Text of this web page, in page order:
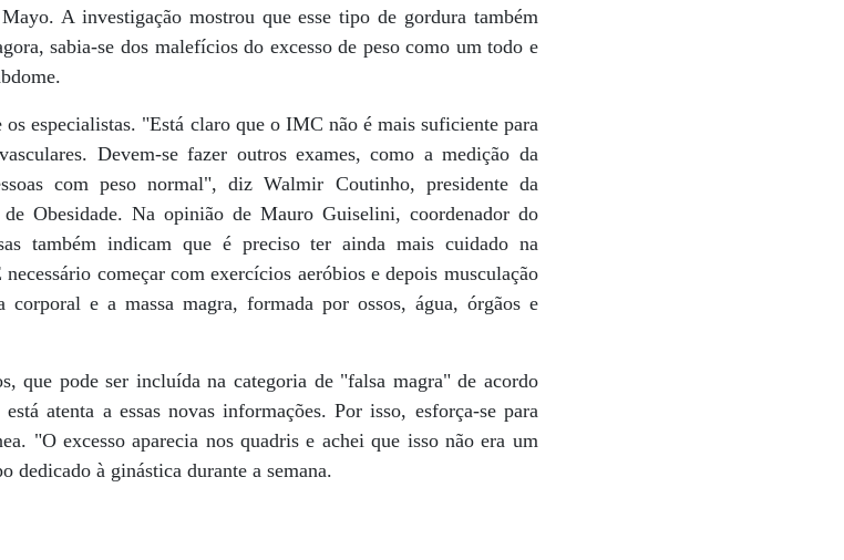
A investigação mostrou que esse tipo de gordura também
sabia-se dos malefícios do excesso de peso como um todo e
especialistas. "Está claro que o IMC não é mais suficiente para
Devem-se fazer outros exames, como a medição da
com peso normal", diz Walmir Coutinho, presidente da
de Obesidade. Na opinião de Mauro Guiselini, coordenador do
também indicam que é preciso ter ainda mais cuidado na
começar com exercícios aeróbios e depois musculação
e a massa magra, formada por ossos, água, órgãos e
que pode ser incluída na categoria de "falsa magra" de acordo
atenta a essas novas informações. Por isso, esforça-se para
"O excesso aparecia nos quadris e achei que isso não era um
à ginástica durante a semana.